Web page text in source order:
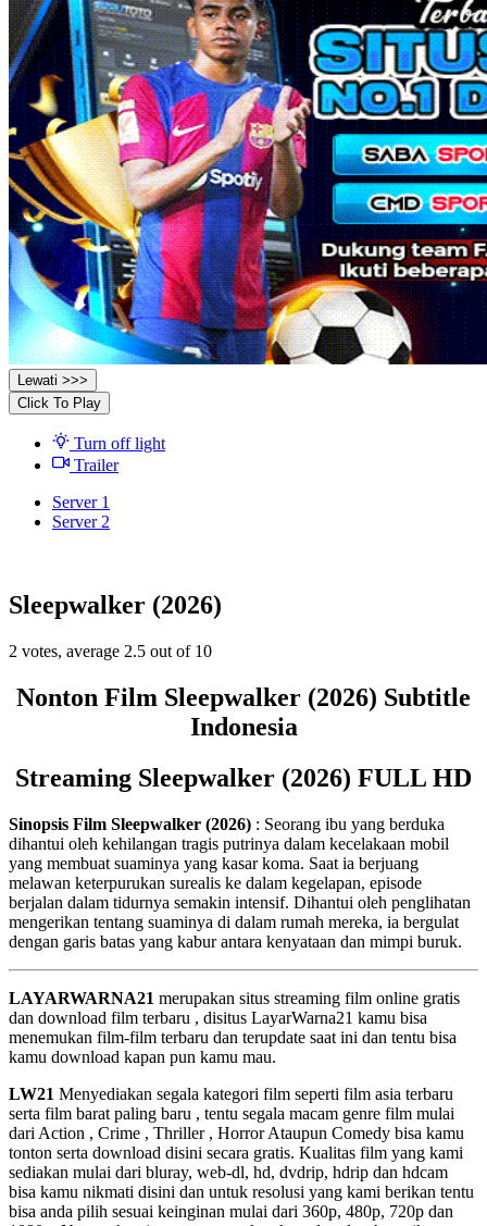
Lewati >>>
Click To Play
Turn off light
Trailer
Server 1
Server 2
Sleepwalker (2026)
2 votes, average 2.5 out of 10
Nonton Film Sleepwalker (2026) Subtitle
Indonesia
Streaming Sleepwalker (2026) FULL HD
Sinopsis Film Sleepwalker (2026) : Seorang ibu yang berduka
dihantui oleh kehilangan tragis putrinya dalam kecelakaan mobil
yang membuat suaminya yang kasar koma. Saat ia berjuang
melawan keterpurukan surealis ke dalam kegelapan, episode
berjalan dalam tidurnya semakin intensif. Dihantui oleh penglihatan
mengerikan tentang suaminya di dalam rumah mereka, ia bergulat
dengan garis batas yang kabur antara kenyataan dan mimpi buruk.
LAYARWARNA21 merupakan situs streaming film online gratis
dan download film terbaru , disitus LayarWarna21 kamu bisa
menemukan film-film terbaru dan terupdate saat ini dan tentu bisa
kamu download kapan pun kamu mau.
LW21 Menyediakan segala kategori film seperti film asia terbaru
serta film barat paling baru , tentu segala macam genre film mulai
dari Action , Crime , Thriller , Horror Ataupun Comedy bisa kamu
tonton serta download disini secara gratis. Kualitas film yang kami
sediakan mulai dari bluray, web-dl, hd, dvdrip, hdrip dan hdcam
bisa kamu nikmati disini dan untuk resolusi yang kami berikan tentu
bisa anda pilih sesuai keinginan mulai dari 360p, 480p, 720p dan